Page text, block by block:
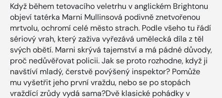
Když během tetovacího veletrhu v anglickém Brightonu
objeví tatérka Marni Mullinsová podivně znetvořenou
mrtvolu, ochromí celé město strach. Podle všeho tu řádí
sériový vrah, který zaživa vyřezává umělecká díla z těl
svých obětí. Marni skrývá tajemství a má pádné důvody,
proč nedůvěřovat policii. Jak se proto rozhodne, když ji
navštíví mladý, čerstvě povýšený inspektor? Pomůže
mu vyšetřit jeho první vraždu, nebo se po stopách
vraždící zrůdy vydá sama?Dvě klasické pohádky v